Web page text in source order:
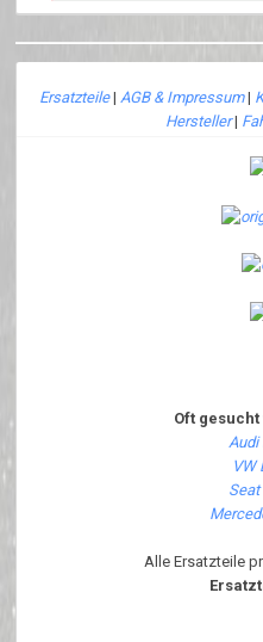
Ersatzteile| AGB & Impressum|
Hersteller|
Oft
Audi
VW
Alle Ersatzteile